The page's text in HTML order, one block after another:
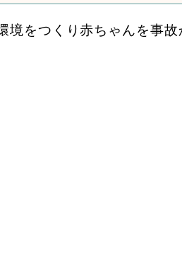
境をつくり赤ちゃんを事故